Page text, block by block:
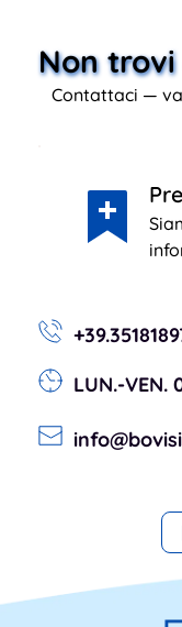
Contattaci —
LUN.-VEN.